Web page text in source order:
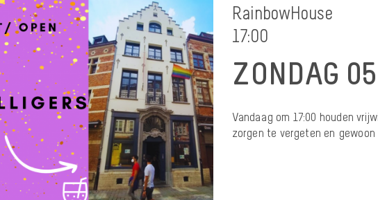
RainbowHouse
17:00
ZONDAG
Vandaag om 17:00 houden
zorgen te vergeten en